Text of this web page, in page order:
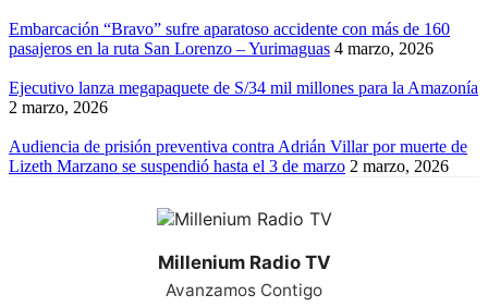
Embarcación “Bravo” sufre aparatoso accidente con más de 160
pasajeros en la ruta San Lorenzo – Yurimaguas 4 marzo, 2026
Ejecutivo lanza megapaquete de S/34 mil millones para la Amazonía
2 marzo, 2026
Audiencia de prisión preventiva contra Adrián Villar por muerte de
Lizeth Marzano se suspendió hasta el 3 de marzo 2 marzo, 2026
Millenium Radio TV
Avanzamos Contigo